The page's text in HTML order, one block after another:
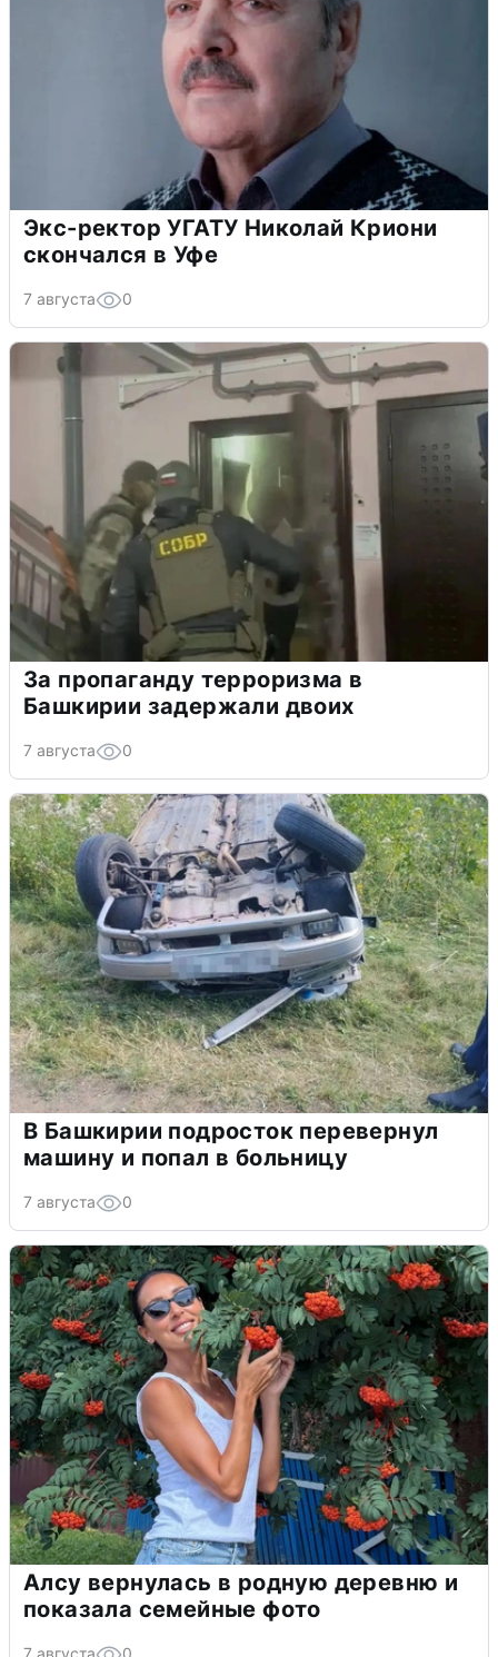
Экс-ректор УГАТУ Николай Криони
скончался в Уфе
7 августа 0
За пропаганду терроризма в
Башкирии задержали двоих
7 августа 0
В Башкирии подросток перевернул
машину и попал в больницу
7 августа 0
Алсу вернулась в родную деревню и
показала семейные фото
7 августа 0